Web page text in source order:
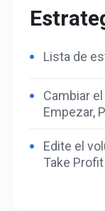
Lista de
Cambiar
Empezar,
Edite el
Take